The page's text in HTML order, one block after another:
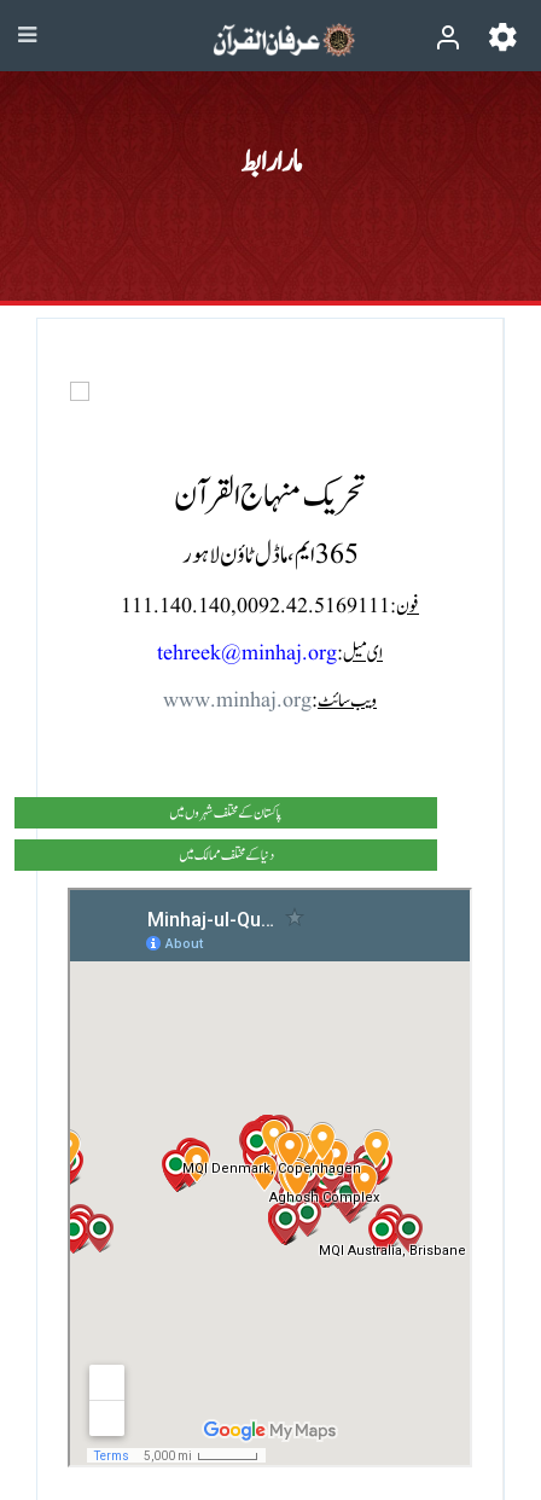
مارا رابط
تحریک منہاج القرآن
365 ایم، ماڈل ٹاؤن لاہور
فون: 0092.42.5169111, 111.140.140
ای میل:
tehreek@minhaj.org
ویب سائٹ:
www.minhaj.org
پاکستان کے مختلف شہروں میں
دنیا کے مختلف ممالک میں